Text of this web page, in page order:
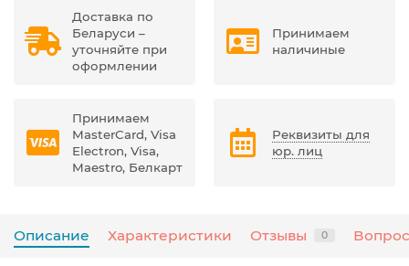
Доставка по
Беларуси –
уточняйте при
оформлении
Принимаем
наличиные
Принимаем
MasterCard, Visa
Electron, Visa,
Maestro, Белкарт
Реквизиты для
юр. лиц
Описание Характеристики Отзывы 0